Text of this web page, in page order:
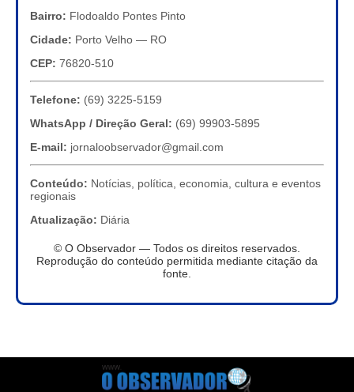
Bairro: Flodoaldo Pontes Pinto
Cidade: Porto Velho — RO
CEP: 76820-510
Telefone: (69) 3225-5159
WhatsApp / Direção Geral: (69) 99903-5895
E-mail: jornaloobservador@gmail.com
Conteúdo: Notícias, política, economia, cultura e eventos
regionais
Atualização: Diária
© O Observador — Todos os direitos reservados.
Reprodução do conteúdo permitida mediante citação da
fonte.